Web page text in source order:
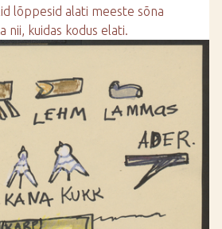
lõppesid alati meeste sõna
nii, kuidas kodus elati.